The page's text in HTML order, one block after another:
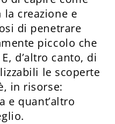
creazione e
di penetrare
piccolo che
d’altro canto, di
le scoperte
in risorse:
e quant’altro